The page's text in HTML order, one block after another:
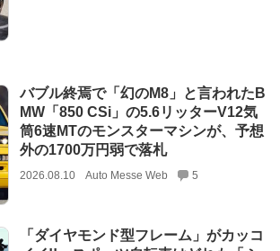
バブル終焉で「幻のM8」と言われたB
MW「850 CSi」の5.6リッターV12気
筒6速MTのモンスターマシンが、予想
外の1700万円弱で落札
2026.08.10 Auto Messe Web 5
「ダイヤモンド型フレーム」がカッコ